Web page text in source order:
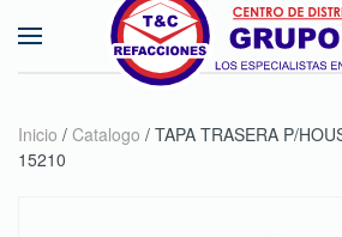
Skip to main content
Inicio / Catalogo / TAPA TRASERA P/
15210